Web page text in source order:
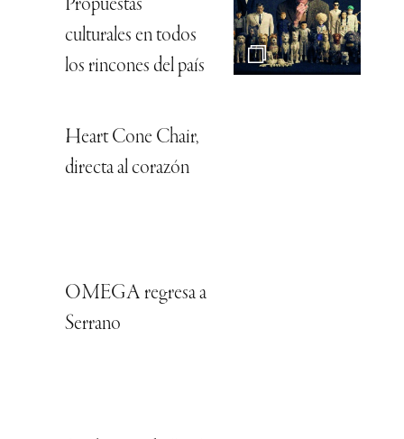
Propuestas
culturales en todos
los rincones del país
Heart Cone Chair,
directa al corazón
OMEGA regresa a
Serrano